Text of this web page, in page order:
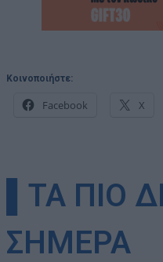
Κοινοποιήστε:
Facebook X
▌ΤΑ ΠΙΟ
ΣΗΜΕΡΑ